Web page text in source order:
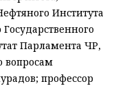
Института
Парламента ЧР,
вопросам
профессор